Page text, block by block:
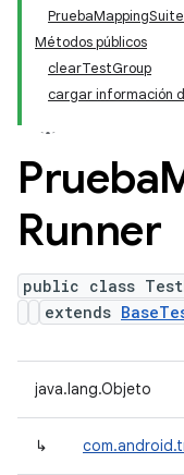
Métodos públicos
clearTestGroup
cargar información
Prueba
Runner
public class
extends
java.lang.Objeto
↳